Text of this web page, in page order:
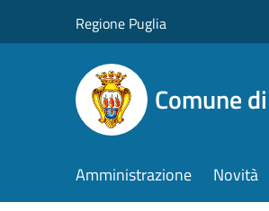
Regione Puglia
Comune
Amministrazione Novità